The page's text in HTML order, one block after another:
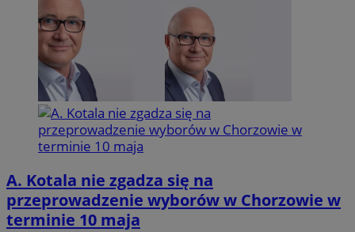
A. Kotala nie zgadza się na
przeprowadzenie wyborów w Chorzowie w
terminie 10 maja